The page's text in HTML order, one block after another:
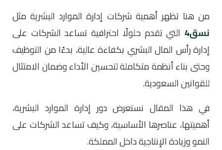
من هنا تظهر أهمية شركات إدارة الموارد البشرية مثل
نسق4
التي تقدم حلولًا احترافية تساعد الشركات على
إدارة رأس المال البشري بكفاءة عالية، بدءًا من التوظيف
وحتى بناء أنظمة متكاملة لتحسين الأداء وضمان الامتثال
للقوانين السعودية.
في هذا المقال نستعرض دور إدارة الموارد البشرية،
أهميتها، عناصرها الأساسية، وكيف تساعد الشركات على
النمو وزيادة الإنتاجية داخل المملكة.